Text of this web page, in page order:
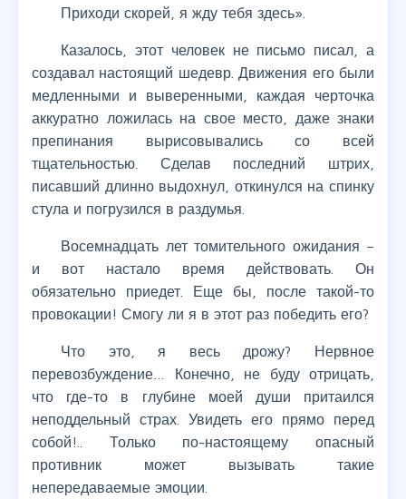
Приходи скорей, я жду тебя здесь».
Казалось, этот человек не письмо писал, а
создавал настоящий шедевр. Движения его были
медленными и выверенными, каждая черточка
аккуратно ложилась на свое место, даже знаки
препинания вырисовывались со всей
тщательностью. Сделав последний штрих,
писавший длинно выдохнул, откинулся на спинку
стула и погрузился в раздумья.
Восемнадцать лет томительного ожидания –
и вот настало время действовать. Он
обязательно приедет. Еще бы, после такой-то
провокации! Смогу ли я в этот раз победить его?
Что это, я весь дрожу? Нервное
перевозбуждение… Конечно, не буду отрицать,
что где-то в глубине моей души притаился
неподдельный страх. Увидеть его прямо перед
собой!.. Только по-настоящему опасный
противник может вызывать такие
непередаваемые эмоции.